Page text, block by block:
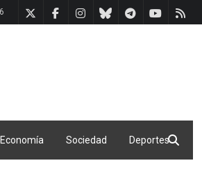
Economía Sociedad Deportes